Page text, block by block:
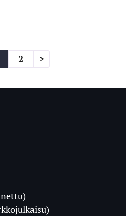
Artikkelien
sivutus
2 >